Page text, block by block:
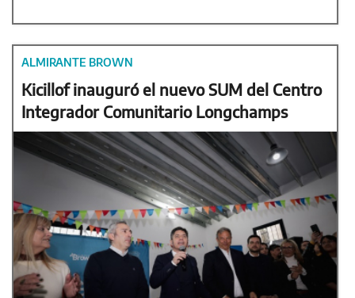
ALMIRANTE BROWN
Kicillof inauguró el nuevo SUM del Centro
Integrador Comunitario Longchamps